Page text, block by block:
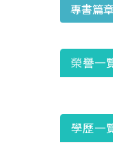
專書篇
榮譽一
學歷一